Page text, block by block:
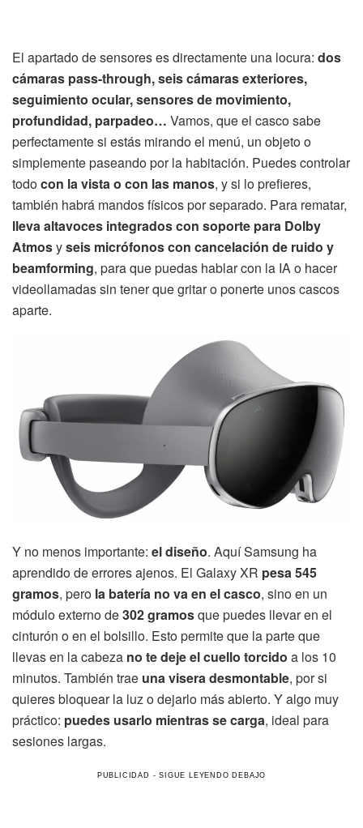
El apartado de sensores es directamente una locura: dos
cámaras pass-through, seis cámaras exteriores,
seguimiento ocular, sensores de movimiento,
profundidad, parpadeo… Vamos, que el casco sabe
perfectamente si estás mirando el menú, un objeto o
simplemente paseando por la habitación. Puedes controlar
todocon la vista o con las manos, y si lo prefieres,
también habrá mandos físicos por separado. Para rematar,
lleva altavoces integrados con soporte para Dolby
Atmosyseis micrófonos con cancelación de ruido y
beamforming, para que puedas hablar con la IA o hacer
videollamadas sin tener que gritar o ponerte unos cascos
aparte.
Y no menos importante: el diseño. Aquí Samsung ha
aprendido de errores ajenos. El Galaxy XR pesa 545
gramos, pero la batería no va en el casco, sino en un
módulo externo de302 gramosque puedes llevar en el
cinturón o en el bolsillo. Esto permite que la parte que
llevas en la cabeza no te deje el cuello torcido a los 10
minutos. También trae una visera desmontable, por si
quieres bloquear la luz o dejarlo más abierto. Y algo muy
práctico: puedes usarlo mientras se carga, ideal para
sesiones largas.